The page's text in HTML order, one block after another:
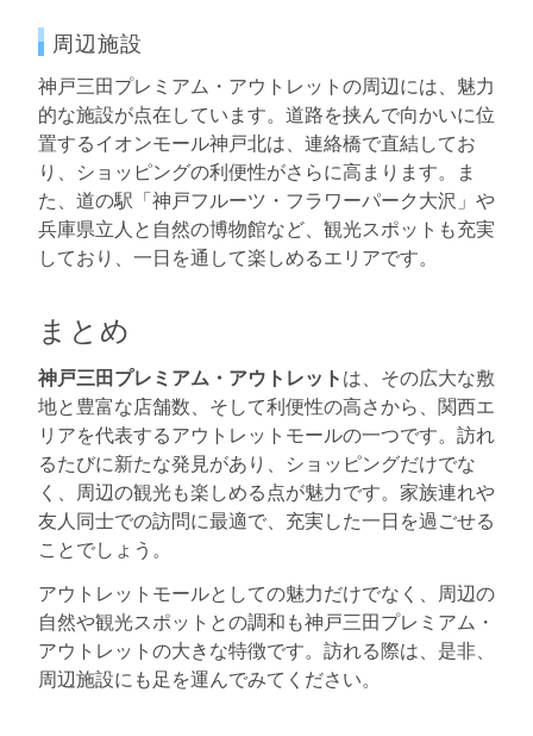
周辺施設
神戸三田プレミアム・アウトレットの周辺には、魅力
的な施設が点在しています。道路を挟んで向かいに位
置するイオンモール神戸北は、連絡橋で直結してお
り、ショッピングの利便性がさらに高まります。ま
た、道の駅「神戸フルーツ・フラワーパーク大沢」や
兵庫県立人と自然の博物館など、観光スポットも充実
しており、一日を通して楽しめるエリアです。
まとめ
神戸三田プレミアム・アウトレットは、その広大な敷
地と豊富な店舗数、そして利便性の高さから、関西エ
リアを代表するアウトレットモールの一つです。訪れ
るたびに新たな発見があり、ショッピングだけでな
く、周辺の観光も楽しめる点が魅力です。家族連れや
友人同士での訪問に最適で、充実した一日を過ごせる
ことでしょう。
アウトレットモールとしての魅力だけでなく、周辺の
自然や観光スポットとの調和も神戸三田プレミアム・
アウトレットの大きな特徴です。訪れる際は、是非、
周辺施設にも足を運んでみてください。